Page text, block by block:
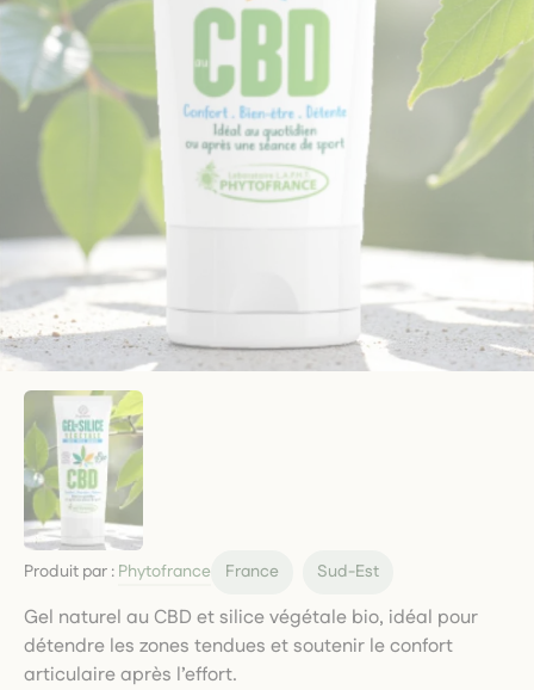
Produit par : Phytofrance France Sud-Est
Gel naturel au CBD et silice végétale bio, idéal pour
détendre les zones tendues et soutenir le confort
articulaire après l’effort.